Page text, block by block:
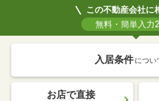
この不動産会社に
無料・簡単入力
入居条件 につい
お店で直接